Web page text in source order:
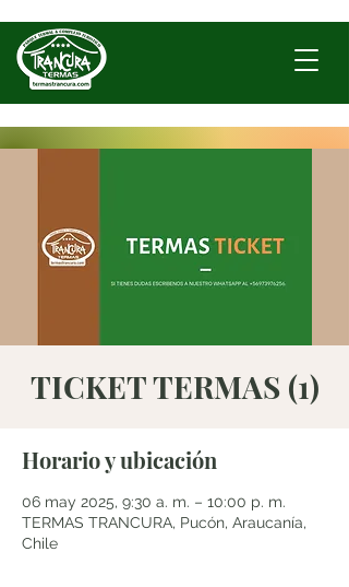
TICKET TERMAS (1)
Horario y ubicación
06 may 2025, 9:30 a. m. – 10:00 p. m.
TERMAS TRANCURA, Pucón, Araucanía,
Chile